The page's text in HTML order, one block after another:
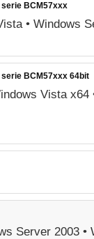
serie BCM57xxx
• Windows
serie BCM57xxx 64bit
Vista x64
Server 2003 •